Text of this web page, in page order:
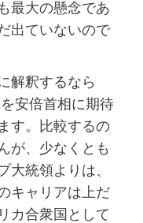
最大の懸念であ
出ていないので
解釈するなら
安倍首相に期待
す。比較するの
が、少なくとも
大統領よりは、
キャリアは上だ
カ合衆国として